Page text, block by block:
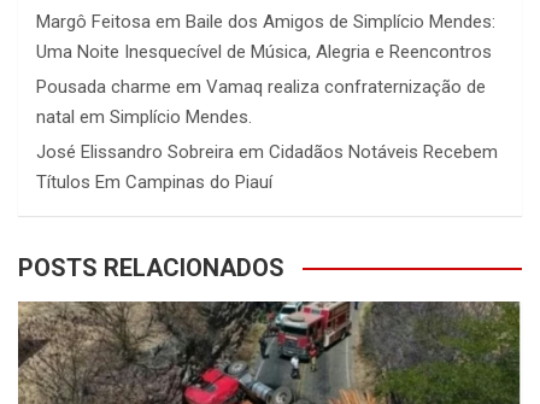
Margô Feitosa em Baile dos Amigos de Simplício Mendes:
Uma Noite Inesquecível de Música, Alegria e Reencontros
Pousada charme em Vamaq realiza confraternização de
natal em Simplício Mendes.
José Elissandro Sobreira em Cidadãos Notáveis Recebem
Títulos Em Campinas do Piauí
POSTS RELACIONADOS